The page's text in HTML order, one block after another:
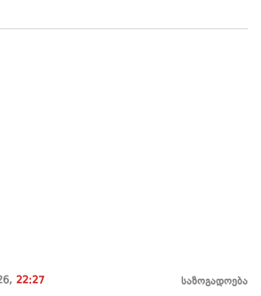
22:27 საზოგადოება